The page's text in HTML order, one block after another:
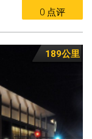
0 点评
189公里